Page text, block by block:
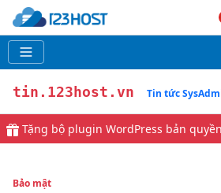
tin.123host.vn Tin tức
Tặng bộ plugin WordPress bản
Bảo mật